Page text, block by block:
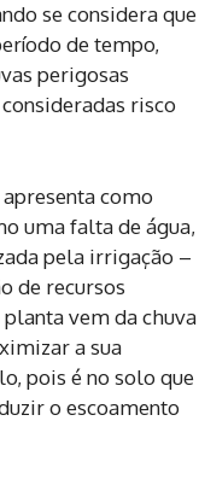
se considera que
de tempo,
perigosas
risco
como
uma falta de água,
pela irrigação –
de recursos
vem da chuva
a sua
pois é no solo que
o escoamento